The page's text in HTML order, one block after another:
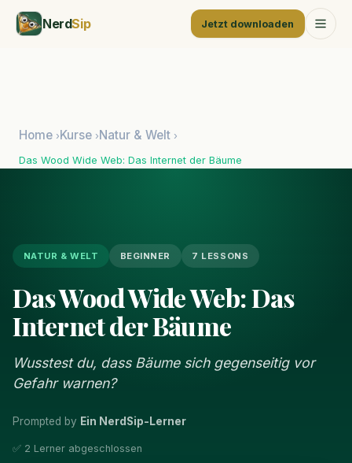
NerdSip Jetzt downloaden
Home ›Kurse ›Natur & Welt ›
Das Wood Wide Web: Das Internet der Bäume
NATUR & WELT BEGINNER 7 LESSONS
Das Wood Wide Web: Das
Internet der Bäume
Wusstest du, dass Bäume sich gegenseitig vor
Gefahr warnen?
Prompted by Ein NerdSip-Lerner
✅ 2 Lerner abgeschlossen